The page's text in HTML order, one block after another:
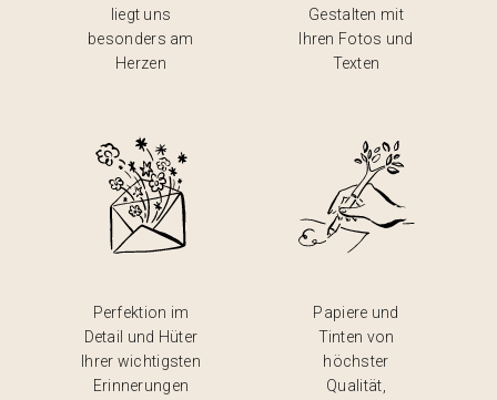
liegt uns
besonders am
Herzen
Gestalten mit
Ihren Fotos und
Texten
Perfektion im
Detail und Hüter
Ihrer wichtigsten
Erinnerungen
Papiere und
Tinten von
höchster
Qualität,